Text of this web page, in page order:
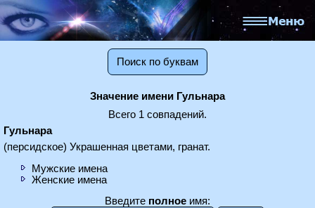
Поиск по буквам
Значение имени Гульнара
Всего 1 совпадений.
Гульнара
(персидское) Украшенная цветами, гранат.
Мужские имена
Женские имена
Введите полное имя: